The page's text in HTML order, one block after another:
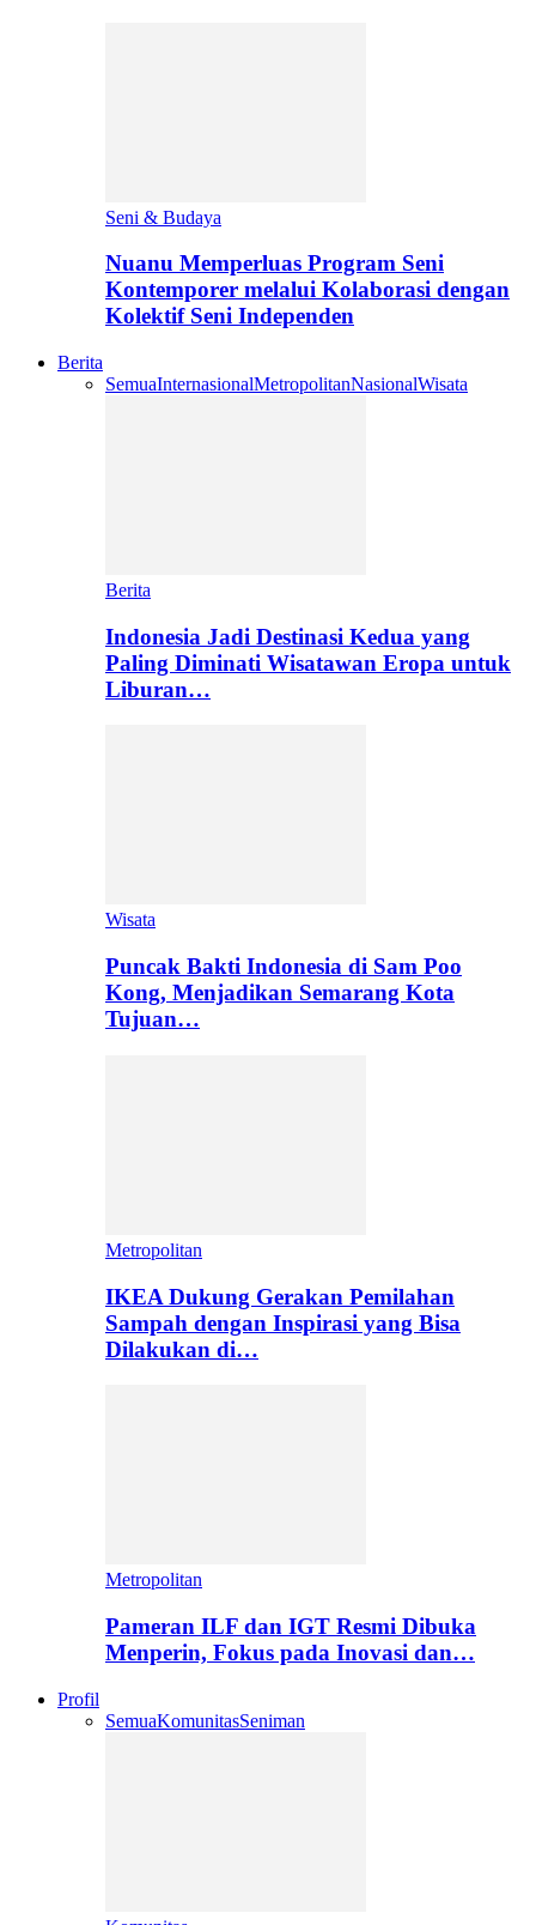
Seni & Budaya
Nuanu Memperluas Program Seni
Kontemporer melalui Kolaborasi dengan
Kolektif Seni Independen
Berita
SemuaInternasionalMetropolitanNasionalWisata
Berita
Indonesia Jadi Destinasi Kedua yang
Paling Diminati Wisatawan Eropa untuk
Liburan…
Wisata
Puncak Bakti Indonesia di Sam Poo
Kong, Menjadikan Semarang Kota
Tujuan…
Metropolitan
IKEA Dukung Gerakan Pemilahan
Sampah dengan Inspirasi yang Bisa
Dilakukan di…
Metropolitan
Pameran ILF dan IGT Resmi Dibuka
Menperin, Fokus pada Inovasi dan…
Profil
SemuaKomunitasSeniman